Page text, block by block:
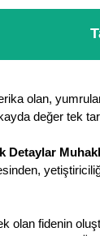
olan,
değer tek
Detaylar
olan fidenin